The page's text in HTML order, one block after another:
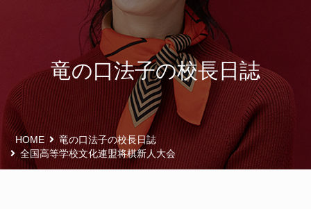
竜の口法子の校長日誌
HOME
竜の口法子の校長日誌
全国高等学校文化連盟将棋新人大会